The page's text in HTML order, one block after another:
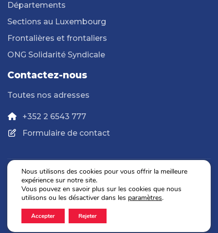
Départements
Sections au Luxembourg
Frontalières et frontaliers
ONG Solidarité Syndicale
Contactez-nous
Toutes nos adresses
+352 2 6543 777
Formulaire de contact
Politique de confidentialité
Mentions légales
2026 © OGBL. Tous droits réservés.
Nous utilisons des cookies pour vous offrir la meilleure
expérience sur notre site.
Vous pouvez en savoir plus sur les cookies que nous
utilisons ou les désactiver dans les paramètres.
Accepter Rejeter